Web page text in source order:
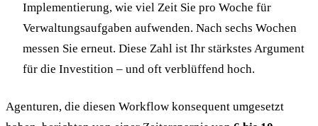
Implementierung, wie viel Zeit Sie pro Woche für
Verwaltungsaufgaben aufwenden. Nach sechs Wochen
messen Sie erneut. Diese Zahl ist Ihr stärkstes Argument
für die Investition – und oft verblüffend hoch.
Agenturen, die diesen Workflow konsequent umgesetzt